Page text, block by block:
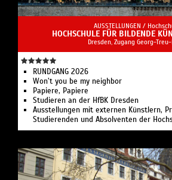
AUSSTELLUNGEN /
HOCHSCHULE FÜR BILDENDE
Dresden, Zugang Georg-
RUNDGANG 2026
Won’t you be my neighbor
Papiere, Papiere
Studieren an der HfBK Dresden
Ausstellungen mit externen Künstlern,
Studierenden und Absolventen der